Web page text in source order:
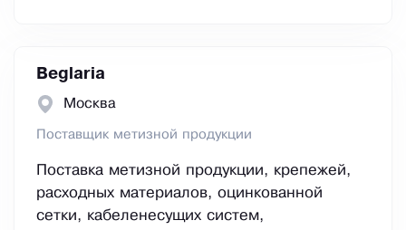
Beglaria
Москва
Поставщик метизной продукции
Поставка метизной продукции, крепежей,
расходных материалов, оцинкованной
сетки, кабеленесущих систем,